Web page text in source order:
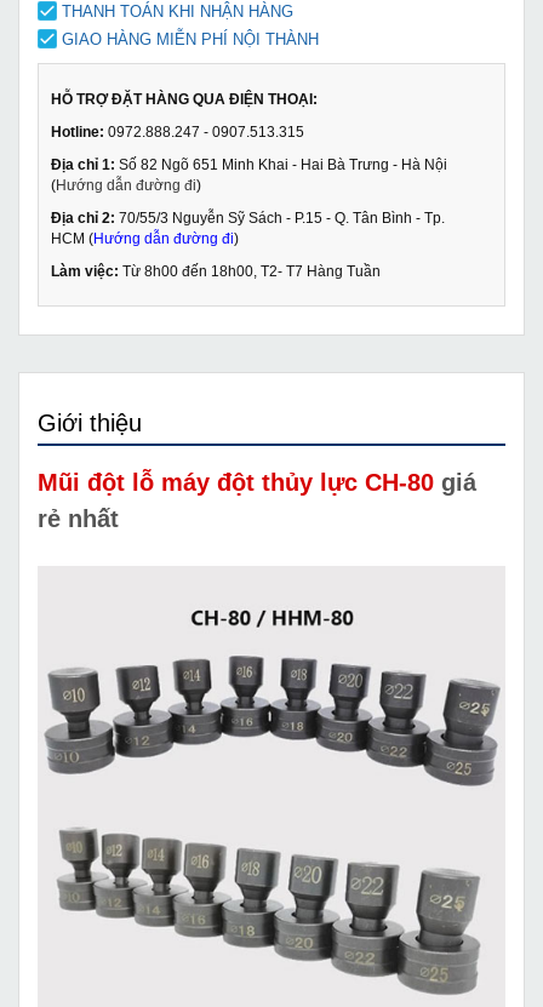
THANH TOÁN KHI NHẬN HÀNG
GIAO HÀNG MIỄN PHÍ NỘI THÀNH
HỖ TRỢ ĐẶT HÀNG QUA ĐIỆN THOẠI:
Hotline: 0972.888.247 - 0907.513.315
Địa chỉ 1: Số 82 Ngõ 651 Minh Khai - Hai Bà Trưng - Hà Nội
(Hướng dẫn đường đi)
Địa chỉ 2: 70/55/3 Nguyễn Sỹ Sách - P.15 - Q. Tân Bình - Tp.
HCM (Hướng dẫn đường đi)
Làm việc: Từ 8h00 đến 18h00, T2- T7 Hàng Tuần
Giới thiệu
Mũi đột lỗ máy đột thủy lực CH-80 giá
rẻ nhất